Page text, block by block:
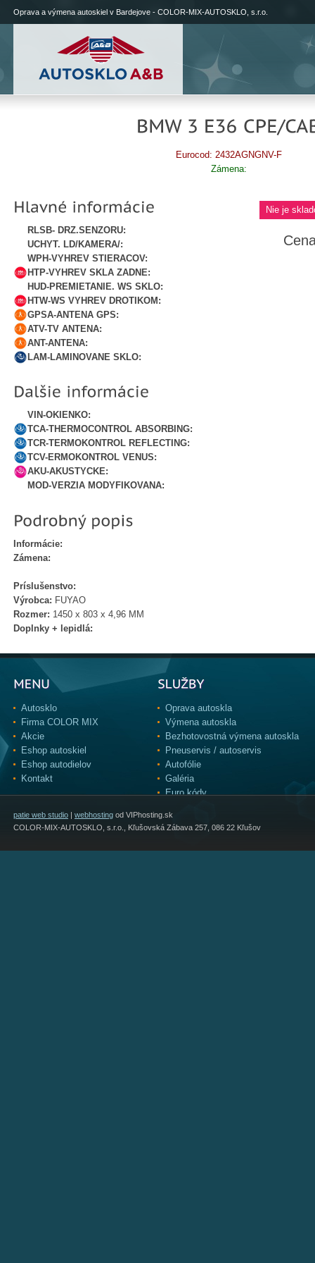
Oprava a výmena autoskiel v Bardejove - COLOR-MIX-AUTOSKLO, s.r.o.
Eurocod: 2432AGNGNV-F
Zámena:
RLSB- DRZ.SENZORU:
UCHYT. LD/KAMERA/:
WPH-VYHREV STIERACOV:
HTP-VYHREV SKLA ZADNE:
HUD-PREMIETANIE. WS SKLO:
HTW-WS VYHREV DROTIKOM:
GPSA-ANTENA GPS:
ATV-TV ANTENA:
ANT-ANTENA:
LAM-LAMINOVANE SKLO:
VIN-OKIENKO:
TCA-THERMOCONTROL ABSORBING:
TCR-TERMOKONTROL REFLECTING:
TCV-ERMOKONTROL VENUS:
AKU-AKUSTYCKE:
MOD-VERZIA MODYFIKOVANA:
Informácie:
Zámena:
Príslušenstvo:
Výrobca: FUYAO
Rozmer: 1450 x 803 x 4,96 MM
Doplnky + lepidlá:
Nie je
Autosklo
Firma COLOR MIX
Akcie
Eshop autoskiel
Eshop autodielov
Kontakt
Oprava autoskla
Výmena autoskla
Bezhotovostná výmena autoskla
Pneuservis / autoservis
Autofólie
Galéria
Euro kódy
patie web studio | webhosting od VIPhosting.sk
COLOR-MIX-AUTOSKLO, s.r.o., Kľušovská Zábava 257, 086 22 Kľušov